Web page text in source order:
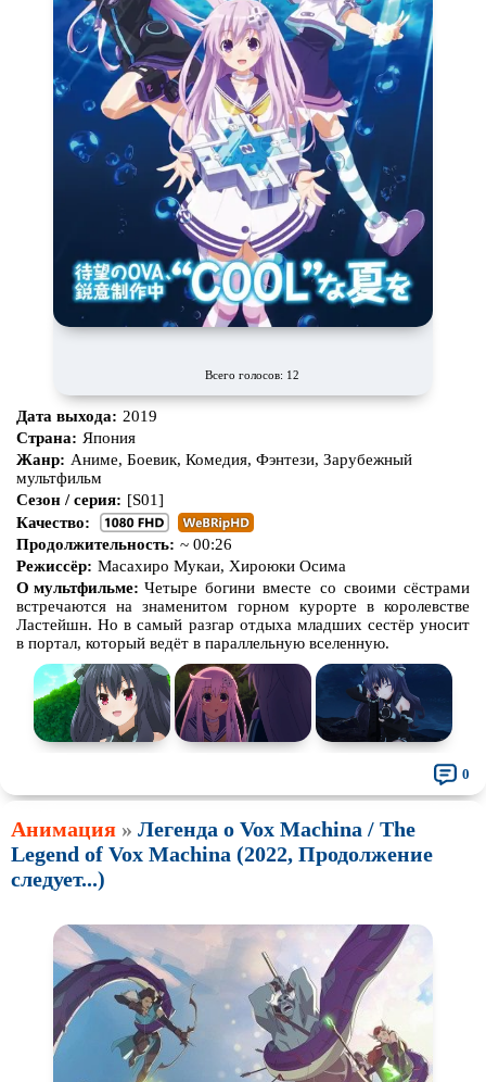
Всего голосов: 12
Дата выхода: 2019
Страна: Япония
Жанр: Аниме, Боевик, Комедия, Фэнтези, Зарубежный
мультфильм
Сезон / серия: [S01]
Качество:
Продолжительность: ~ 00:26
Режиссёр: Масахиро Мукаи, Хироюки Осима
О мультфильме: Четыре богини вместе со своими сёстрами
встречаются на знаменитом горном курорте в королевстве
Ластейшн. Но в самый разгар отдыха младших сестёр уносит
в портал, который ведёт в параллельную вселенную.
0
Анимация » Легенда о Vox Machina / The
Legend of Vox Machina (2022, Продолжение
следует...)